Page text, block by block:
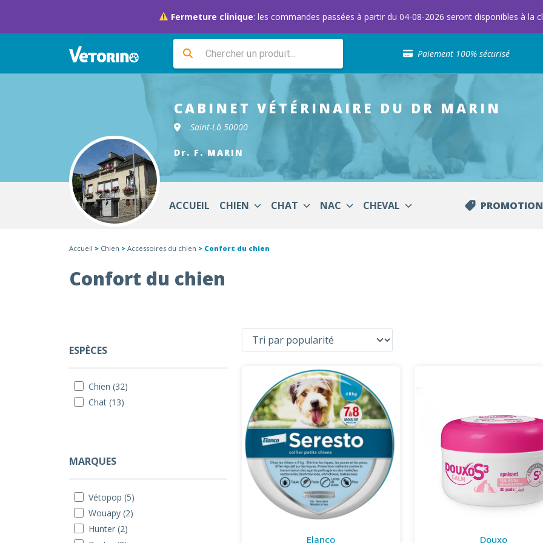
Fermeture clinique: les commandes passées à partir du 04-08-2026 seront disponibles à la
Paiement 100% sécurisé
Retour gratuit en clinique
Sélection de croquettes vétérinaire
Paiement 100% sécurisé
Livraison gratuite en clinique vétérinaire
Retour gratuit en clinique
Sélection de croquettes vétérinaire
CABINET VÉTÉRINAIRE DU DR MARIN
Saint-Lô 50000
Dr. F. MARIN
ACCUEIL CHIEN CHAT NAC CHEVAL
Accueil > Chien > Accessoires du chien > Confort du chien
Confort du chien
ESPÈCES
Chien (32)
Chat (13)
MARQUES
Vétopop (5)
Wouapy (2)
Hunter (2)
Elanco Douxo